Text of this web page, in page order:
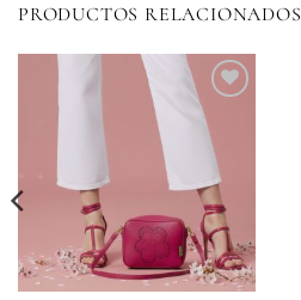
PRODUCTOS RELACIONADOS
Añadir
a la
lista de
deseos